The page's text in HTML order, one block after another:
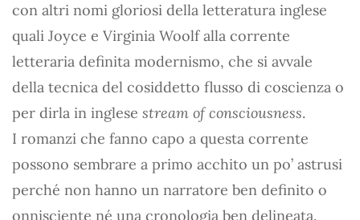
con altri nomi gloriosi della letteratura inglese
quali Joyce e Virginia Woolf alla corrente
letteraria definita modernismo, che si avvale
della tecnica del cosiddetto flusso di coscienza o
per dirla in inglese stream of consciousness.
I romanzi che fanno capo a questa corrente
possono sembrare a primo acchito un po’ astrusi
perché non hanno un narratore ben definito o
onnisciente né una cronologia ben delineata.